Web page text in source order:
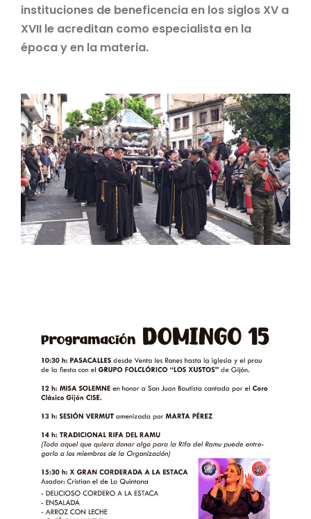
instituciones de beneficencia en los siglos XV a
XVII le acreditan como especialista en la
época y en la materia.